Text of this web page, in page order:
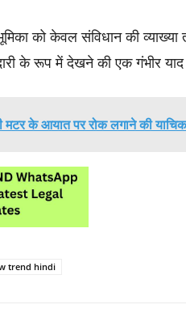
को केवल संविधान की
के रूप में देखने की एक गंभीर याद
मटर के आयात पर रोक लगाने की
trend hindi